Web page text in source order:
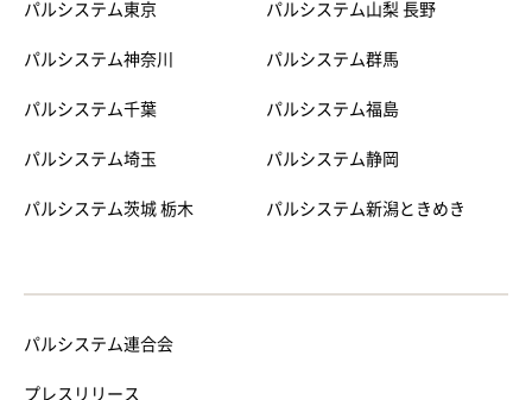
パルシステム東京
パルシステム神奈川
パルシステム千葉
パルシステム埼玉
パルシステム茨城 栃木
パルシステム山梨 長野
パルシステム群馬
パルシステム福島
パルシステム静岡
パルシステム新潟ときめき
パルシステム連合会
プレスリリース